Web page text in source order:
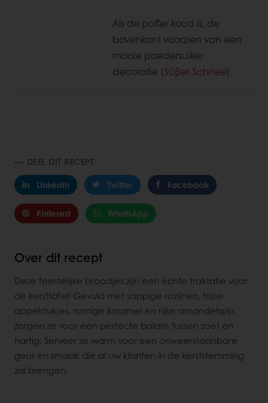
Als de poffer koud is, de
bovenkant voorzien van een
mooie poedersuiker
decoratie (Süβer Schnee).
DEEL DIT RECEPT
LinkedIn
Twitter Facebook
Pinterest WhatsApp
Over dit recept
Deze feestelijke broodjes zijn een echte traktatie voor
de kersttafel! Gevuld met sappige rozijnen, frisse
appelstukjes, romige karamel en rijke amandelspijs
zorgen ze voor een perfecte balans tussen zoet en
hartig. Serveer ze warm voor een onweerstaanbare
geur en smaak die al uw klanten in de kerststemming
zal brengen.